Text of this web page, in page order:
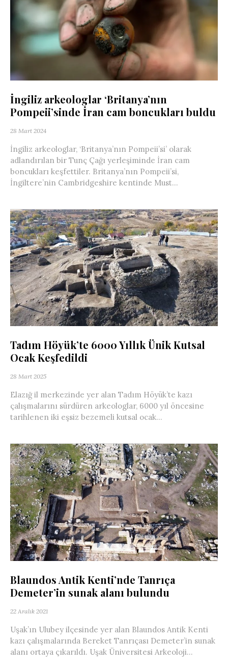
İngiliz arkeologlar ‘Britanya’nın
Pompeii’sinde İran cam boncukları buldu
28 Mart 2024
İngiliz arkeologlar, ‘Britanya’nın Pompeii’si’ olarak
adlandırılan bir Tunç Çağı yerleşiminde İran cam
boncukları keşfettiler. Britanya’nın Pompeii’si,
İngiltere’nin Cambridgeshire kentinde Must...
Tadım Höyük’te 6000 Yıllık Ünik Kutsal
Ocak Keşfedildi
28 Mart 2025
Elazığ il merkezinde yer alan Tadım Höyük’te kazı
çalışmalarını sürdüren arkeologlar, 6000 yıl öncesine
tarihlenen iki eşsiz bezemeli kutsal ocak...
Blaundos Antik Kenti’nde Tanrıça
Demeter’in sunak alanı bulundu
22 Aralık 2021
Uşak’ın Ulubey ilçesinde yer alan Blaundos Antik Kenti
kazı çalışmalarında Bereket Tanrıçası Demeter’in sunak
alanı ortaya çıkarıldı. Uşak Üniversitesi Arkeoloji...